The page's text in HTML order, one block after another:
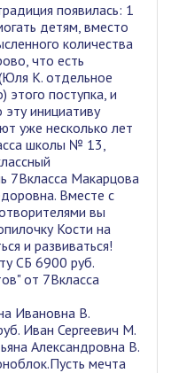
появилась: 1
детям, вместо
количества
что есть
К. отдельное
этого поступка, и
инициативу
уже несколько лет
школы № 13,
7Вкласса Макарцова
Вместе с
вы
Кости на
и развиваться!
СБ 6900 руб.
от 7Вкласса
Ивановна В.
Иван Сергеевич М.
Александровна В.
мечта